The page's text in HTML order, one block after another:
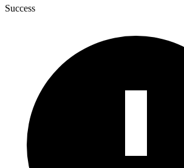
Success